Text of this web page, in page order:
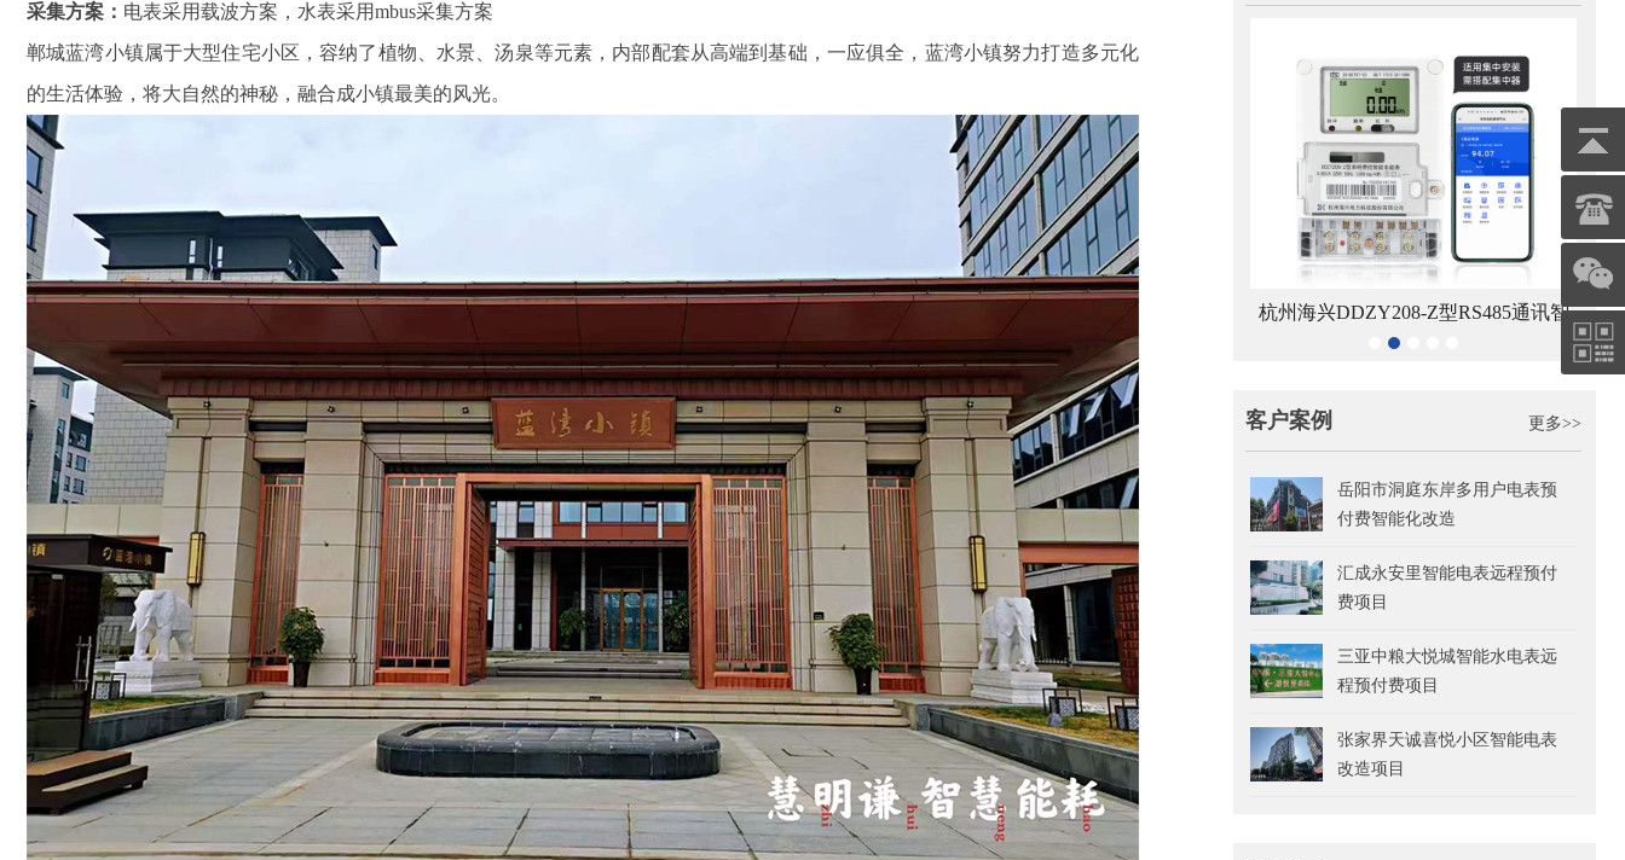
采集方案： 电表采用载波方案，水表采用mbus采集方案
郸城蓝湾小镇属于大型住宅小区，容纳了植物、水景、汤泉等元素，内部配套从高端到基础，一应俱全，蓝湾小镇努力打造多元化
的生活体验，将大自然的神秘，融合成小镇最美的风光。
鑫腾越LXSF电子远传智能水表 宁波三星DDZY188-Z型4G通讯智能电
能表 能电能表
青岛鼎信DDZY1710-Z型单相载波通讯
客户案例 更多>>
岳阳市洞庭东岸多用户电表预
付费智能化改造
汇成永安里智能电表远程预付
费项目
三亚中粮大悦城智能水电表远
程预付费项目
张家界天诚喜悦小区智能电表
改造项目